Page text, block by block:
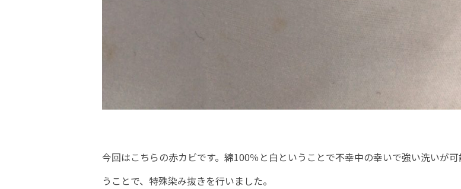
今回はこちらの赤カビです。綿100％と白ということで不幸中の幸いで強い洗いが
うことで、特殊染み抜きを行いました。